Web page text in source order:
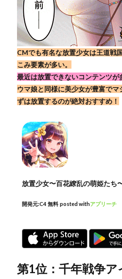
CMでも有名な放置少女は王道戦
こみ要素が多い。
最近は放置できないコンテンツが
ウマ娘と同様に美少女が豊富でマ
ずは放置するのが絶対おすすめ！
放置少女〜百花繚乱の萌姫たち
開発元:C4 無料 posted withアプリーチ
第1位：千年戦争ア